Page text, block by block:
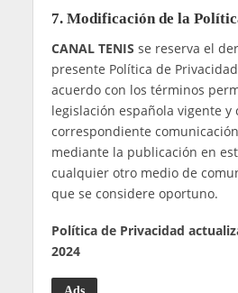
desactualizado.
solicitar que se deje de
datos.
Derecho de Limitación:
restringir el tratamiento de
forma que sean
finalidad posterior (una
por ejemplo).
obtener una copia de sus
electrónica y, en
solicitar que sean